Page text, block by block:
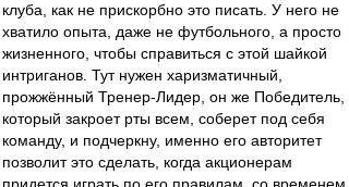
клуба, как не прискорбно это писать. У него не
хватило опыта, даже не футбольного, а просто
жизненного, чтобы справиться с этой шайкой
интриганов. Тут нужен харизматичный,
прожжённый Тренер-Лидер, он же Победитель,
который закроет рты всем, соберет под себя
команду, и подчеркну, именно его авторитет
позволит это сделать, когда акционерам